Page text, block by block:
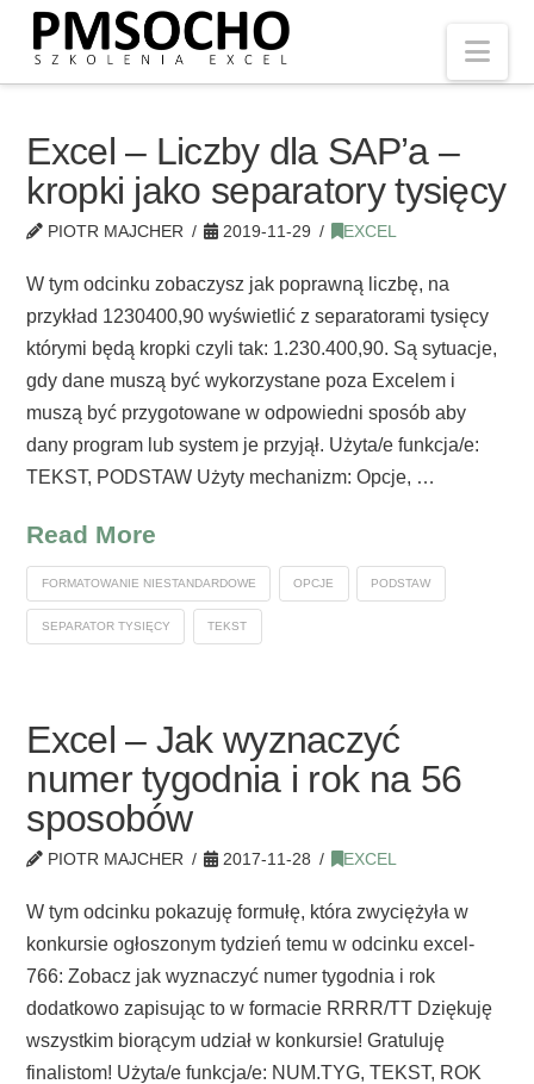
Excel – Liczby dla SAP’a –
kropki jako separatory tysięcy
PIOTR MAJCHER 2019-11-29 EXCEL
W tym odcinku zobaczysz jak poprawną liczbę, na
przykład 1230400,90 wyświetlić z separatorami tysięcy
którymi będą kropki czyli tak: 1.230.400,90. Są sytuacje,
gdy dane muszą być wykorzystane poza Excelem i
muszą być przygotowane w odpowiedni sposób aby
dany program lub system je przyjął. Użyta/e funkcja/e:
TEKST, PODSTAW Użyty mechanizm: Opcje, …
Read More
FORMATOWANIE NIESTANDARDOWE OPCJE PODSTAW
SEPARATOR TYSIĘCY TEKST
Excel – Jak wyznaczyć
numer tygodnia i rok na 56
sposobów
PIOTR MAJCHER 2017-11-28 EXCEL
W tym odcinku pokazuję formułę, która zwyciężyła w
konkursie ogłoszonym tydzień temu w odcinku excel-
766: Zobacz jak wyznaczyć numer tygodnia i rok
dodatkowo zapisując to w formacie RRRR/TT Dziękuję
wszystkim biorącym udział w konkursie! Gratuluję
finalistom! Użyta/e funkcja/e: NUM.TYG, TEKST, ROK